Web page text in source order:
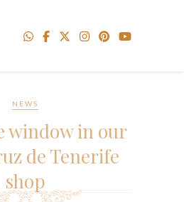
NEWS
window in our
de Tenerife
shop